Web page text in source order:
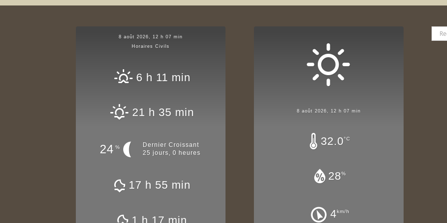
8 août 2026, 12 h 07 min
Horaires Civils
6 h 11 min
21 h 35 min
24 %
Dernier Croissant
25 jours, 0 heures
17 h 55 min
1 h 17 min
8 août 2026, 12 h 07 min
32.0°C
28%
4km/h